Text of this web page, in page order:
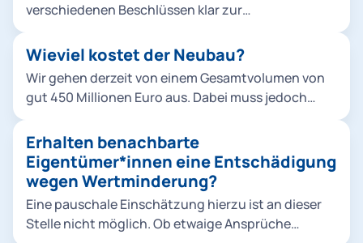
verschiedenen Beschlüssen klar zur
lebenswerter zu machen und zudem konkreten
ist dabei ein zentraler Baustein für den ÖPNV-
Ausbau. Die politisch beschlossenen
zuletzt wurden 2019 insgesamt 73 Fahrzeuge vom
Typ Avenio bestellt. Abstellung und Wartung sind
nur durch einen weiteren Betriebshof möglich. Die
vorhandenen Flächen müssen dazu so effizient wie
möglich genutzt werden. Die Berücksichtigung der
Wieviel kostet der Neubau?
Wir gehen derzeit von einem Gesamtvolumen von
gut 450 Millionen Euro aus. Dabei muss jedoch
handelt, die die Preisentwicklung bis Mitte der
2020er-Jahre berücksichtigt.
Erhalten benachbarte
Eigentümer*innen eine Entschädigung
wegen Wertminderung?
Eine pauschale Einschätzung hierzu ist an dieser
Stelle nicht möglich. Ob etwaige Ansprüche